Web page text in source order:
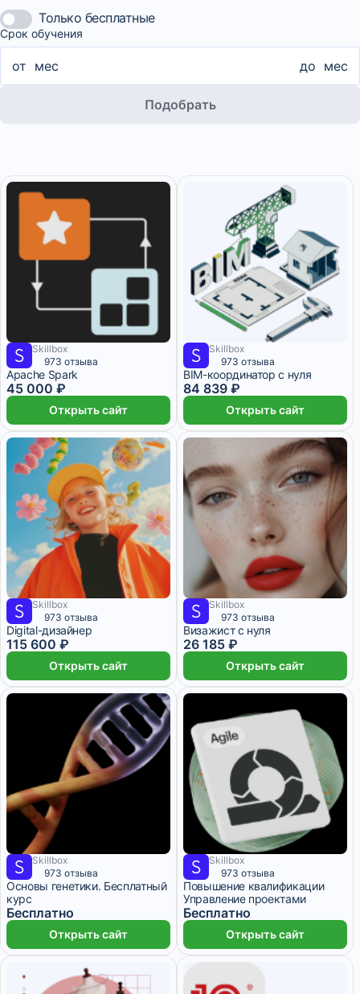
Только бесплатные
Срок обучения
от мес до мес
Подобрать
3 750 ₽/мес 1 месяц
Skillbox
973 отзыва
Apache Spark
45 000 ₽
Открыть сайт
7 070 ₽/мес 4 месяца
Skillbox
973 отзыва
BIM-координатор с нуля
84 839 ₽
Открыть сайт
10 509 ₽/мес 16 месяцев
Skillbox
973 отзыва
Digital-дизайнер
115 600 ₽
Открыть сайт
4 364 ₽/мес 3 месяца
Skillbox
973 отзыва
Визажист с нуля
26 185 ₽
Открыть сайт
1 месяц
Skillbox
973 отзыва
Основы генетики. Бесплатный
курс
Бесплатно
Открыть сайт
6 месяцев
Skillbox
973 отзыва
Повышение квалификации
Управление проектами
Бесплатно
Открыть сайт